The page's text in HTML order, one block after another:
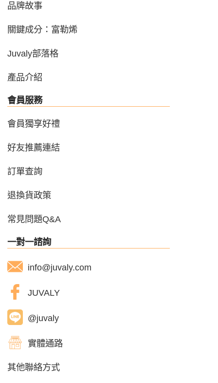
品牌故事
關鍵成分：富勒烯
Juvaly部落格
產品介紹
會員服務
會員獨享好禮
好友推薦連結
訂單查詢
退換貨政策
常見問題Q&A
一對一諮詢
info@juvaly.com
JUVALY
@juvaly
實體通路
其他聯絡方式